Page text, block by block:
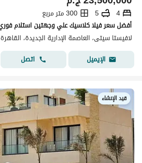
4
5
300 متر مربع
لافيستا سيتى، العاصمة الإدارية الجديدة، القاهرة
الإيميل
اتصل
قيد الإنشاء